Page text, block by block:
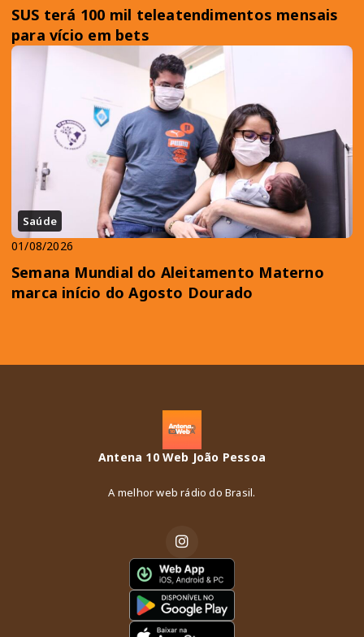
SUS terá 100 mil teleatendimentos mensais
para vício em bets
Saúde
01/08/2026
Semana Mundial do Aleitamento Materno
marca início do Agosto Dourado
Antena 10 Web João Pessoa
A melhor web rádio do Brasil.